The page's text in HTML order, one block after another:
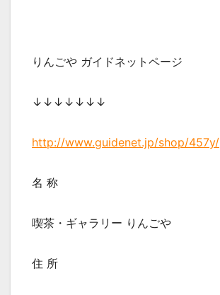
りんごや ガイドネットページ
↓↓↓↓↓↓↓
http://www.guidenet.jp/shop/457y/
名 称
喫茶・ギャラリー りんごや
住 所